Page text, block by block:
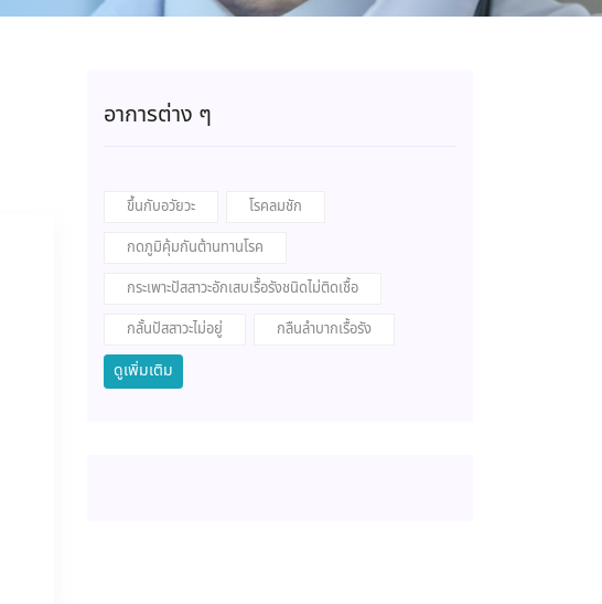
อาการต่าง ๆ
ขึ้นกับอวัยวะ
โรคลมชัก
กดภูมิคุ้มกันต้านทานโรค
กระเพาะปัสสาวะอักเสบเรื้อรังชนิดไม่ติดเชื้อ
กลั้นปัสสาวะไม่อยู่
กลืนลำบากเรื้อรัง
ดูเพิ่มเติม